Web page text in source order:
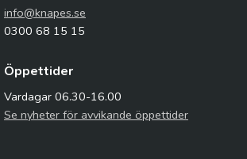
info@knapes.se
0300 68 15 15
Öppettider
Vardagar 06.30-16.00
Se nyheter för avvikande öppettider